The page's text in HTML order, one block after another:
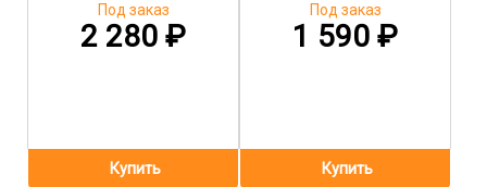
2 280 ₽
Под заказ
1 590₽
Под заказ